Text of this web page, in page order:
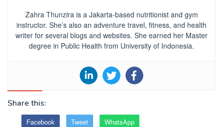
Zahra Thunzira is a Jakarta-based nutritionist and gym
instructor. She’s also an adventure travel, fitness, and health
writer for several blogs and websites. She earned her Master
degree in Public Health from University of Indonesia.
Share this:
Facebook Tweet WhatsApp